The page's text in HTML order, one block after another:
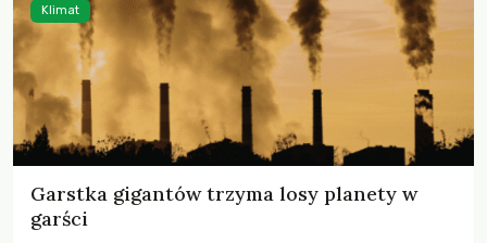
Garstka gigantów trzyma losy planety w
garści
Klimat